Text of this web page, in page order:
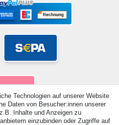
Technologien auf unserer Website
Daten von Besucher:innen unserer
Inhalte und Anzeigen zu
einzubinden oder Zugriffe auf